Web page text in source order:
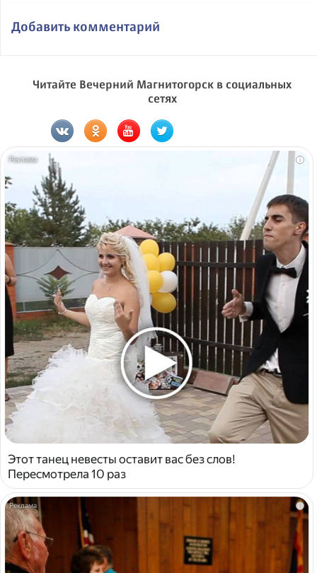
Добавить комментарий
Читайте Вечерний Магнитогорск в социальных
сетях
i
Этот танец невесты оставит вас без слов!
Пересмотрела 10 раз
i